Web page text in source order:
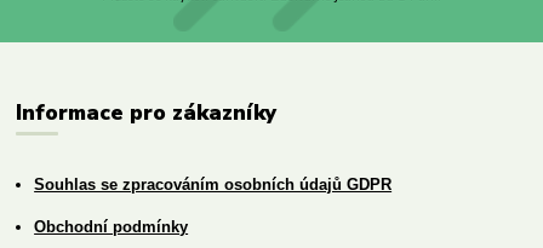
Informace pro zákazníky
Souhlas se zpracováním osobních údajů GDPR
Obchodní podmínky